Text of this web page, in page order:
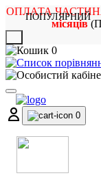
ОПЛАТА
місяців
0
0
ПОПУЛЯРНИЙ